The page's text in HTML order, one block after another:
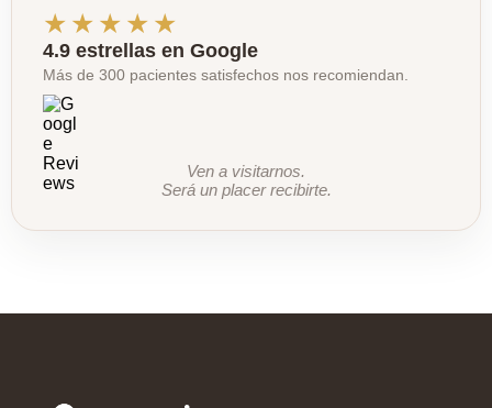
★★★★★
4.9 estrellas en Google
Más de 300 pacientes satisfechos nos recomiendan.
Ven a visitarnos.
Será un placer recibirte.